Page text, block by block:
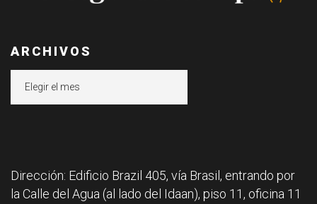
ARCHIVOS
Dirección: Edificio Brazil 405, vía Brasil, entrando por
la Calle del Agua (al lado del Idaan), piso 11, oficina 11